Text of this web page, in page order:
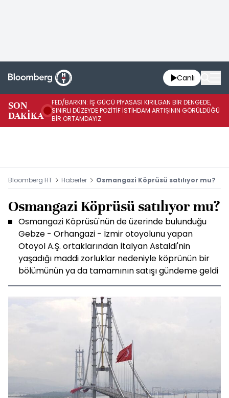
Canlı
SON
DAKİKA
FED/BARKIN: İŞ GÜCÜ PİYASASI KIRILGAN BİR DENGEDE,
SINIRLI DÜZEYDE POZİTİF İSTİHDAM ARTIŞININ GÖRÜLDÜĞÜ
BİR ORTAMDAYIZ
Bloomberg HT Haberler Osmangazi Köprüsü satılıyor mu?
Osmangazi Köprüsü satılıyor mu?
Osmangazi Köprüsü'nün de üzerinde bulunduğu
Gebze - Orhangazi - İzmir otoyolunu yapan
Otoyol A.Ş. ortaklarından İtalyan Astaldi'nin
yaşadığı maddi zorluklar nedeniyle köprünün bir
bölümünün ya da tamamının satışı gündeme geldi